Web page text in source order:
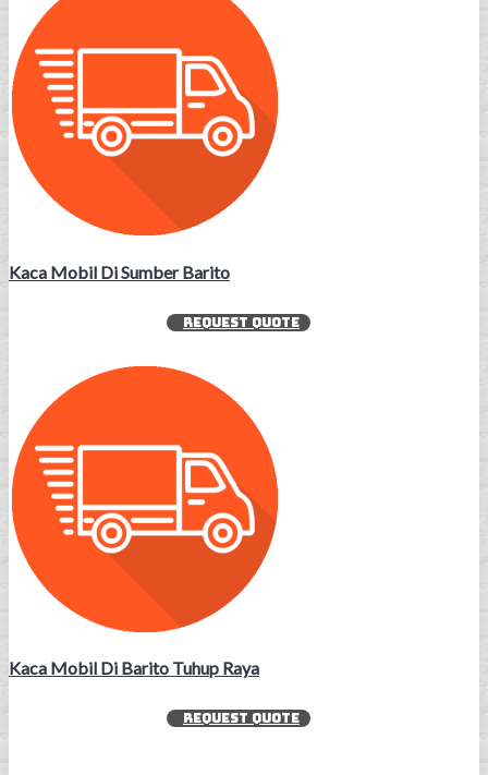
Kaca Mobil Di Sumber Barito
REQUEST QUOTE
Kaca Mobil Di Barito Tuhup Raya
REQUEST QUOTE